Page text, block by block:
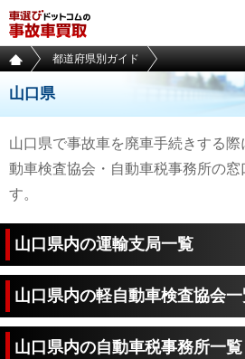
都道府県別ガイド
山口県
山口県で事故車を廃車手続きする
動車検査協会・自動車税事務所の窓
す。
山口県内の運輸支局一覧
山口県内の軽自動車検査協会
山口県内の自動車税事務所一覧